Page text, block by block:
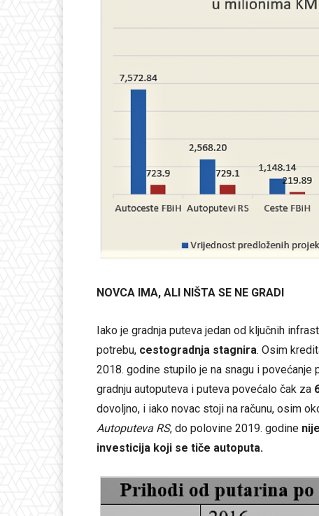
NOVCA IMA, ALI NIŠTA SE NE GRADI
Iako je gradnja puteva jedan od ključnih
potrebu, cestogradnja stagnira. Osim
2018. godine stupilo je na snagu i povećanje
gradnju autoputeva i puteva povećalo čak za
dovoljno, i iako novac stoji na računu, osim
Autoputeva RS, do polovine 2019. godine
investicija koji se tiče autoputa.